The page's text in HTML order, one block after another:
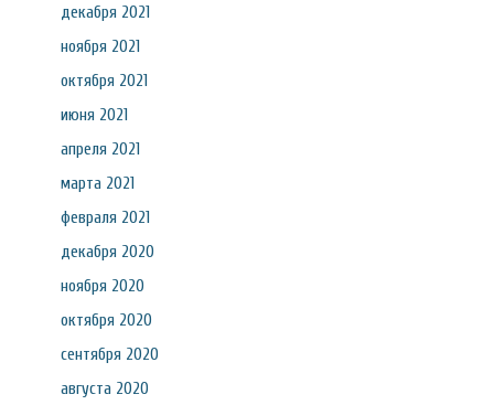
декабря 2021
ноября 2021
октября 2021
июня 2021
апреля 2021
марта 2021
февраля 2021
декабря 2020
ноября 2020
октября 2020
сентября 2020
августа 2020